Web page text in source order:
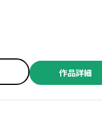
作品詳細